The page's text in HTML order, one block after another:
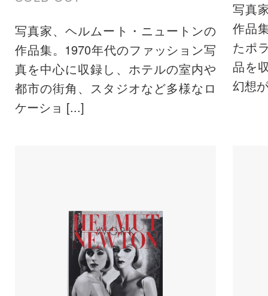
写真家、ヘルムート・ニュートンの
作品集。1970年代のファッション写
真を中心に収録し、ホテルの室内や
都市の街角、スタジオなど多様なロ
ケーショ [...]
写真
作品
たポ
品を
幻想